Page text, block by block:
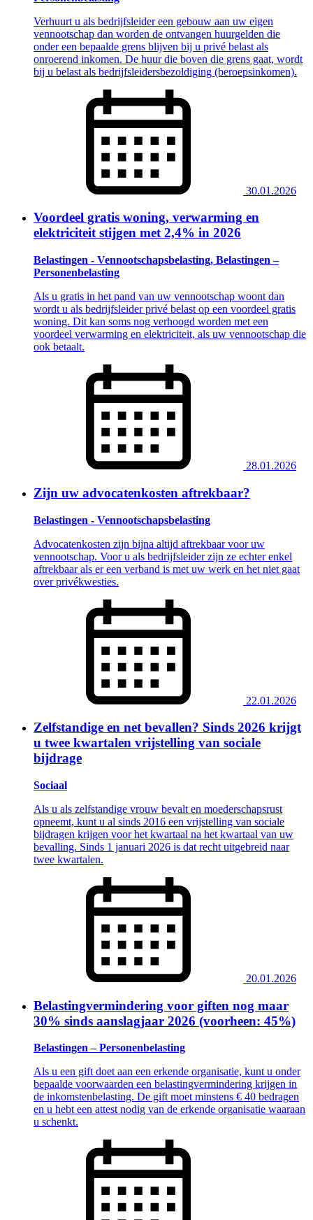
Verhuurt u als bedrijfsleider een gebouw aan uw eigen
vennootschap dan worden de ontvangen huurgelden die
onder een bepaalde grens blijven bij u privé belast als
onroerend inkomen. De huur die boven die grens gaat, wordt
bij u belast als bedrijfsleidersbezoldiging (beroepsinkomen).
30.01.2026
Voordeel gratis woning, verwarming en
elektriciteit stijgen met 2,4% in 2026
Belastingen - Vennootschapsbelasting, Belastingen –
Personenbelasting
Als u gratis in het pand van uw vennootschap woont dan
wordt u als bedrijfsleider privé belast op een voordeel gratis
woning. Dit kan soms nog verhoogd worden met een
voordeel verwarming en elektriciteit, als uw vennootschap die
ook betaalt.
28.01.2026
Zijn uw advocatenkosten aftrekbaar?
Belastingen - Vennootschapsbelasting
Advocatenkosten zijn bijna altijd aftrekbaar voor uw
vennootschap. Voor u als bedrijfsleider zijn ze echter enkel
aftrekbaar als er een verband is met uw werk en het niet gaat
over privékwesties.
22.01.2026
Zelfstandige en net bevallen? Sinds 2026 krijgt
u twee kwartalen vrijstelling van sociale
bijdrage
Sociaal
Als u als zelfstandige vrouw bevalt en moederschapsrust
opneemt, kunt u al sinds 2016 een vrijstelling van sociale
bijdragen krijgen voor het kwartaal na het kwartaal van uw
bevalling. Sinds 1 januari 2026 is dat recht uitgebreid naar
twee kwartalen.
20.01.2026
Belastingvermindering voor giften nog maar
30% sinds aanslagjaar 2026 (voorheen: 45%)
Belastingen – Personenbelasting
Als u een gift doet aan een erkende organisatie, kunt u onder
bepaalde voorwaarden een belastingvermindering krijgen in
de inkomstenbelasting. De gift moet minstens € 40 bedragen
en u hebt een attest nodig van de erkende organisatie waaraan
u schenkt.